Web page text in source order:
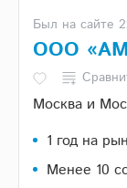
Был на сайте
ООО «АМ
Москва и
1 год на
Менее 10